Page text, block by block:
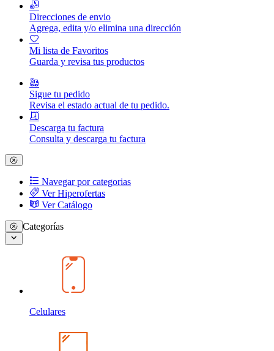
Direcciones de envio
Agrega, edita y/o elimina una dirección
Mi lista de Favoritos
Guarda y revisa tus productos
Sigue tu pedido
Revisa el estado actual de tu pedido.
Descarga tu factura
Consulta y descarga tu factura
Navegar por categorias
Ver Hiperofertas
Ver Catálogo
Categorías
Celulares